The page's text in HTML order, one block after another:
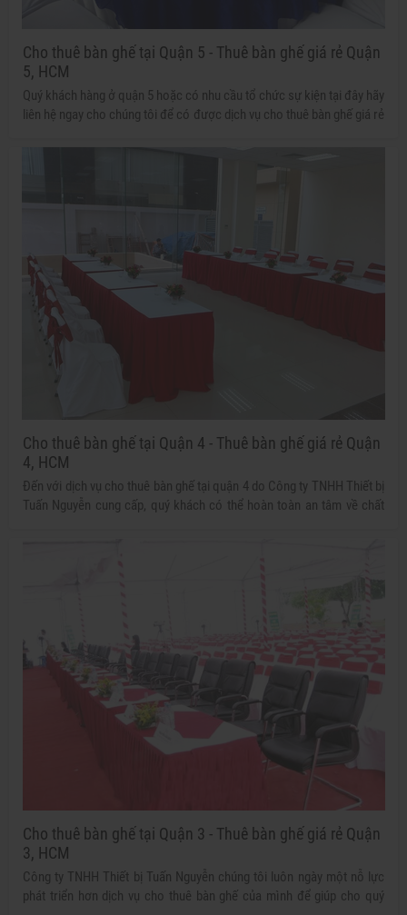
Cho thuê bàn ghế tại Quận 5 - Thuê bàn ghế giá rẻ Quận
5, HCM
Quý khách hàng ở quận 5 hoặc có nhu cầu tổ chức sự kiện tại đây hãy
liên hệ ngay cho chúng tôi để có được dịch vụ cho thuê bàn ghế giá rẻ
các trải nghiệm chuyên nghiệp dành cho buổi tiệc của bạn.
Cho thuê bàn ghế tại Quận 4 - Thuê bàn ghế giá rẻ Quận
4, HCM
Đến với dịch vụ cho thuê bàn ghế tại quận 4 do Công ty TNHH Thiết bị
Tuấn Nguyễn cung cấp, quý khách có thể hoàn toàn an tâm về chất
Cho thuê bàn ghế tại Quận 3 - Thuê bàn ghế giá rẻ Quận
3, HCM
Công ty TNHH Thiết bị Tuấn Nguyễn chúng tôi luôn ngày một nỗ lực
phát triển hơn dịch vụ cho thuê bàn ghế của mình để giúp cho quý